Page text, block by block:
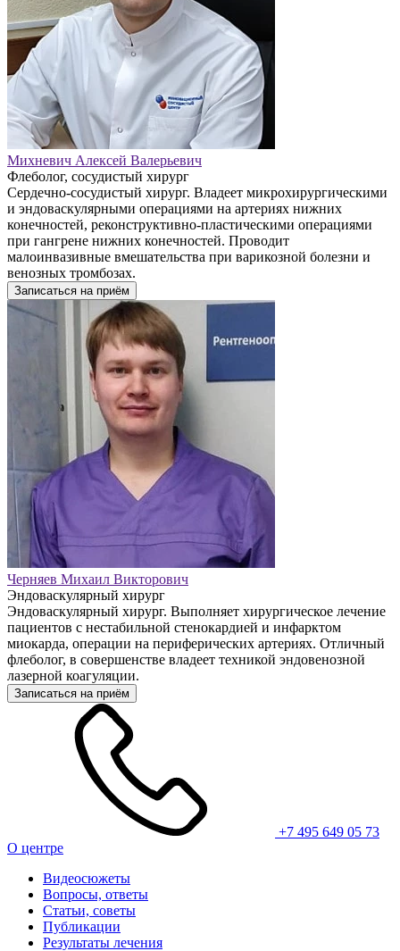
Михневич Алексей Валерьевич
Флеболог, сосудистый хирург
Сердечно-сосудистый хирург. Владеет микрохирургическими
и эндоваскулярными операциями на артериях нижних
конечностей, реконструктивно-пластическими операциями
при гангрене нижних конечностей. Проводит
малоинвазивные вмешательства при варикозной болезни и
венозных тромбозах.
Записаться на приём
Черняев Михаил Викторович
Эндоваскулярный хирург
Эндоваскулярный хирург. Выполняет хирургическое лечение
пациентов с нестабильной стенокардией и инфарктом
миокарда, операции на периферических артериях. Отличный
флеболог, в совершенстве владеет техникой эндовенозной
лазерной коагуляции.
Записаться на приём
+7 495 649 05 73
О центре
Видеосюжеты
Вопросы, ответы
Статьи, советы
Публикации
Результаты лечения